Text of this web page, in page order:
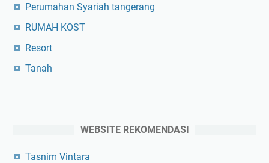
Perumahan Syariah tangerang
RUMAH KOST
Resort
Tanah
WEBSITE REKOMENDASI
Tasnim Vintara